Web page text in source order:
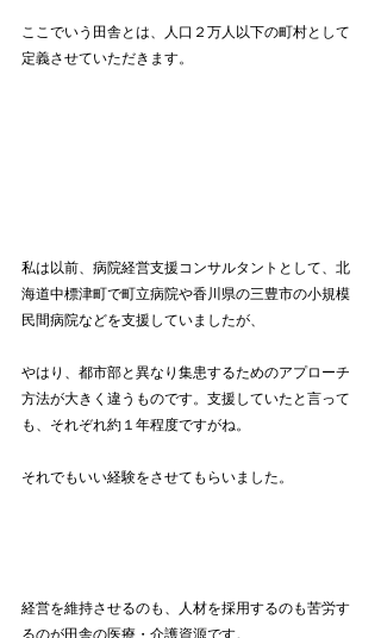
ここでいう田舎とは、人口２万人以下の町村として
定義させていただきます。
私は以前、病院経営支援コンサルタントとして、北
海道中標津町で町立病院や香川県の三豊市の小規模
民間病院などを支援していましたが、
やはり、都市部と異なり集患するためのアプローチ
方法が大きく違うものです。支援していたと言って
も、それぞれ約１年程度ですがね。
それでもいい経験をさせてもらいました。
経営を維持させるのも、人材を採用するのも苦労す
るのが田舎の医療・介護資源です。